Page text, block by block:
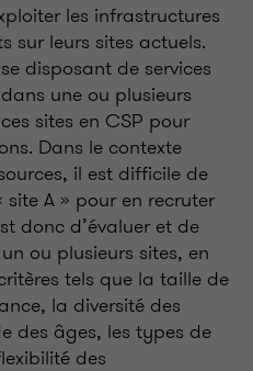
les infrastructures
sur leurs sites actuels.
disposant de services
une ou plusieurs
sites en CSP pour
Dans le contexte
il est difficile de
site A» pour en recruter
donc d’évaluer et de
ou plusieurs sites, en
tels que la taille de
la diversité des
des âges, les types de
des